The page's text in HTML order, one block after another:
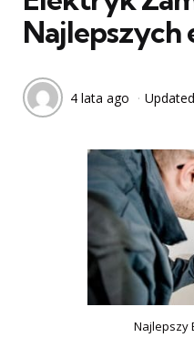
4 lata ago Updated
Najlepszy